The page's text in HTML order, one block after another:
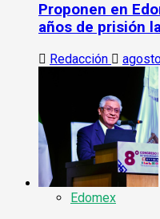
Proponen en
años de prisión
Redacción
Edomex